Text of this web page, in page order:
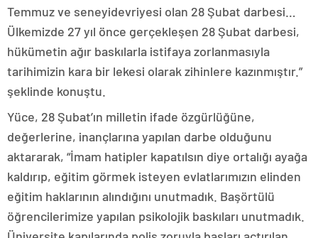
Temmuz ve seneyidevriyesi olan 28 Şubat darbesi…
Ülkemizde 27 yıl önce gerçekleşen 28 Şubat darbesi,
hükümetin ağır baskılarla istifaya zorlanmasıyla
tarihimizin kara bir lekesi olarak zihinlere kazınmıştır.”
şeklinde konuştu.
Yüce, 28 Şubat’ın milletin ifade özgürlüğüne,
değerlerine, inançlarına yapılan darbe olduğunu
aktararak, “İmam hatipler kapatılsın diye ortalığı ayağa
kaldırıp, eğitim görmek isteyen evlatlarımızın elinden
eğitim haklarının alındığını unutmadık. Başörtülü
öğrencilerimize yapılan psikolojik baskıları unutmadık.